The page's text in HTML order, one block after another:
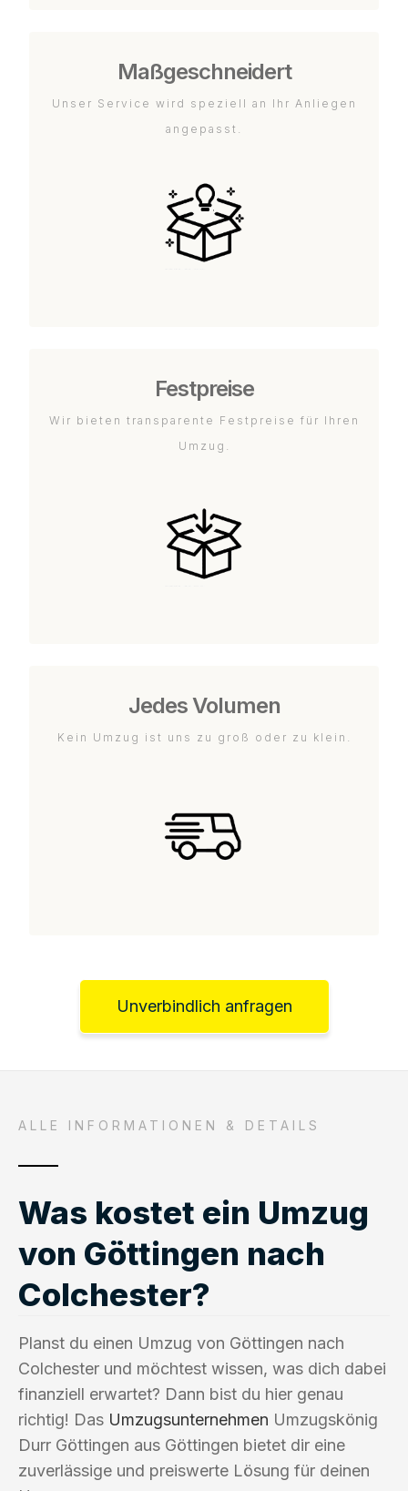
Maßgeschneidert
Unser Service wird speziell an Ihr Anliegen
angepasst.
Festpreise
Wir bieten transparente Festpreise für Ihren
Umzug.
Jedes Volumen
Kein Umzug ist uns zu groß oder zu klein.
Unverbindlich anfragen
ALLE INFORMATIONEN & DETAILS
Was kostet ein Umzug
von Göttingen nach
Colchester?
Planst du einen Umzug von Göttingen nach
Colchester und möchtest wissen, was dich dabei
finanziell erwartet? Dann bist du hier genau
richtig! Das Umzugsunternehmen Umzugskönig
Durr Göttingen aus Göttingen bietet dir eine
zuverlässige und preiswerte Lösung für deinen